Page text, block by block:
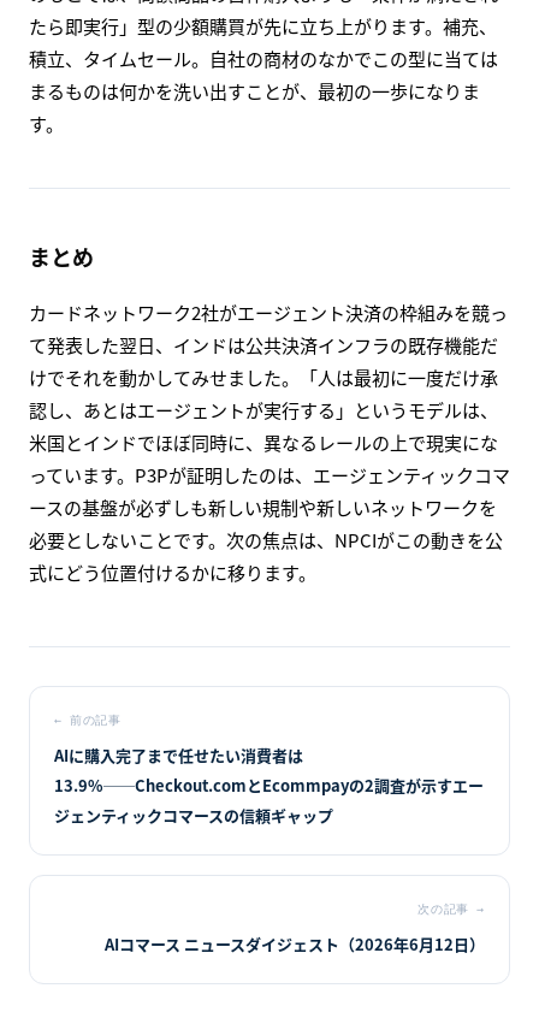
たら即実行」型の少額購買が先に立ち上がります。補充、
積立、タイムセール。自社の商材のなかでこの型に当ては
まるものは何かを洗い出すことが、最初の一歩になりま
す。
まとめ
カードネットワーク2社がエージェント決済の枠組みを競っ
て発表した翌日、インドは公共決済インフラの既存機能だ
けでそれを動かしてみせました。「人は最初に一度だけ承
認し、あとはエージェントが実行する」というモデルは、
米国とインドでほぼ同時に、異なるレールの上で現実にな
っています。P3Pが証明したのは、エージェンティックコマ
ースの基盤が必ずしも新しい規制や新しいネットワークを
必要としないことです。次の焦点は、NPCIがこの動きを公
式にどう位置付けるかに移ります。
←前の記事
AIに購入完了まで任せたい消費者は
13.9%──Checkout.comとEcommpayの2調査が示すエー
ジェンティックコマースの信頼ギャップ
次の記事 →
AIコマース ニュースダイジェスト（2026年6月12日）